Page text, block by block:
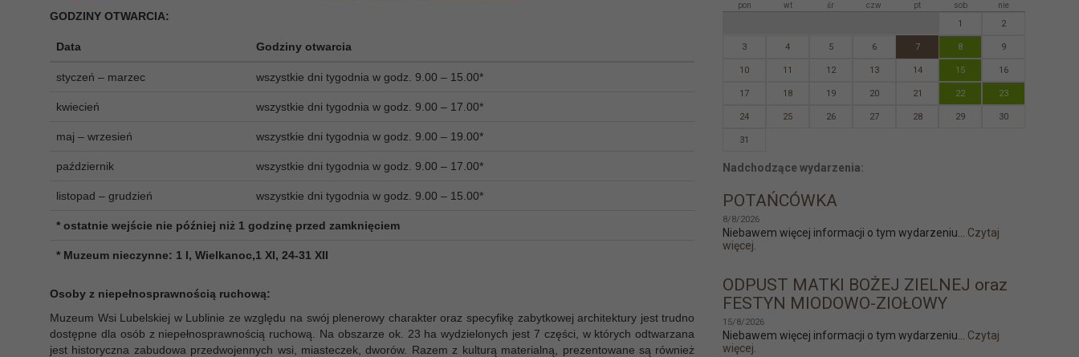
GODZINY OTWARCIA:
Data Godziny otwarcia
styczeń – marzec wszystkie dni tygodnia w godz. 9.00 – 15.00*
kwiecień wszystkie dni tygodnia w godz. 9.00 – 17.00*
maj – wrzesień wszystkie dni tygodnia w godz. 9.00 – 19.00*
październik wszystkie dni tygodnia w godz. 9.00 – 17.00*
listopad – grudzień wszystkie dni tygodnia w godz. 9.00 – 15.00*
* ostatnie wejście nie później niż 1 godzinę przed zamknięciem
* Muzeum nieczynne: 1 I, Wielkanoc,1 XI, 24-31 XII
Osoby z niepełnosprawnością ruchową:
Muzeum Wsi Lubelskiej w Lublinie ze względu na swój plenerowy charakter oraz specyfikę zabytkowej architektury jest trudno
dostępne dla osób z niepełnosprawnością ruchową. Na obszarze ok. 23 ha wydzielonych jest 7 części, w których odtwarzana
jest historyczna zabudowa przedwojennych wsi, miasteczek, dworów. Razem z kulturą materialną, prezentowane są również
pon wt śr czw pt sob nie
1 2
3 4 5 6 7 8 9
10 11 12 13 14 15 16
17 18 19 20 21 22 23
24 25 26 27 28 29 30
31
Nadchodzące wydarzenia:
POTAŃCÓWKA
8/8/2026
Niebawem więcej informacji o tym wydarzeniu... Czytaj
więcej.
ODPUST MATKI BOŻEJ ZIELNEJ oraz
FESTYN MIODOWO-ZIOŁOWY
15/8/2026
Niebawem więcej informacji o tym wydarzeniu... Czytaj
więcej.